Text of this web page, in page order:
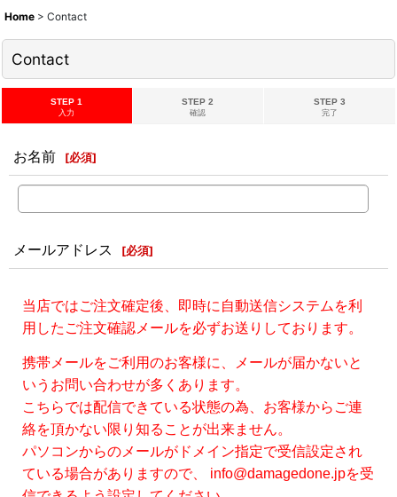
Home > Contact
Contact
STEP 1
入力
STEP 2
確認
STEP 3
完了
お名前 [必須]
メールアドレス [必須]
当店ではご注文確定後、即時に自動送信システムを利
用したご注文確認メールを必ずお送りしております。
携帯メールをご利用のお客様に、メールが届かないと
いうお問い合わせが多くあります。
こちらでは配信できている状態の為、お客様からご連
絡を頂かない限り知ることが出来ません。
パソコンからのメールがドメイン指定で受信設定され
ている場合がありますので、 info@damagedone.jpを受